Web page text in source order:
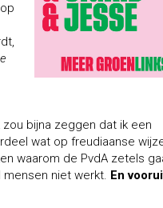
zou bijna zeggen dat ik een
wat op freudiaanse
waarom de PvdA zetels
niet werkt. En